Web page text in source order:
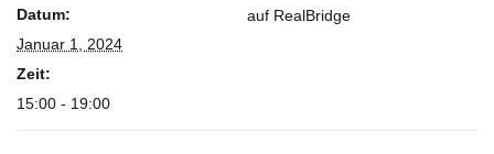
Datum:
Januar 1, 2024
Zeit:
15:00 - 19:00
auf RealBridge